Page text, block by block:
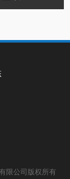
限公司版权所有